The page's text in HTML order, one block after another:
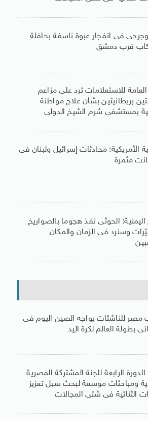
فى انفجار عبوة ناسفة بحافلة
قرب دمشق
العامة للاستعلامات ترد على مزاعم
بريطانيتين بشأن علاج مواطنة
بمستشفى شرم الشيخ الدولى
الأمريكية: محادثات إسرائيل ولبنان فى
مثمرة
اليمنية: الحوثى نفذ هجوما بالصواريخ
وسنرد فى الزمان والمكان
مصر للناشئات يواجه الصين اليوم فى
بطولة العالم لكرة اليد
الدورة الرابعة للجنة المشتركة المصرية
ومباحثات موسعة لبحث سبل تعزيز
الثنائية فى شتى المجالات